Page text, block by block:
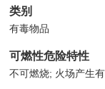
类别
有毒物品
可燃性危险特性
不可燃烧; 火场产生